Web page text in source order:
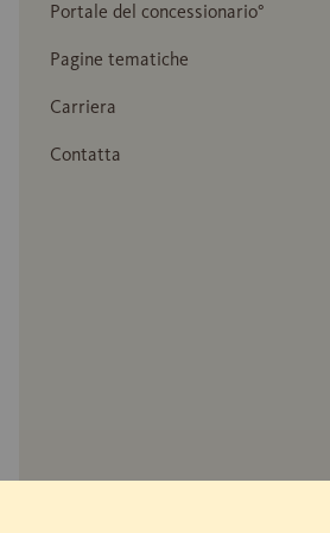
Portale del concessionario°
Pagine tematiche
Carriera
Contatta